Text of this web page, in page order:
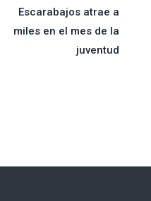
Escarabajos atrae a
miles en el mes de la
juventud